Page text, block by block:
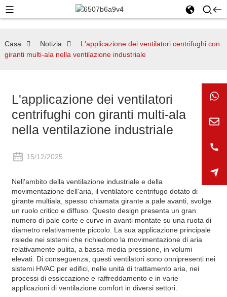
Casa Notizia
L'applicazione dei ventilatori centrifughi con
giranti multi-ala nella ventilazione industriale
L'applicazione dei ventilatori
centrifughi con giranti multi-ala
nella ventilazione industriale
15/12/2025
Nell'ambito della ventilazione industriale e della
movimentazione dell'aria, il ventilatore centrifugo dotato di
girante multiala, spesso chiamata girante a pale avanti, svolge
un ruolo critico e diffuso. Questo design presenta un gran
numero di pale corte e curve in avanti montate su una ruota di
diametro relativamente piccolo. La sua applicazione principale
risiede nei sistemi che richiedono la movimentazione di aria
relativamente pulita, a bassa-media pressione, in volumi
elevati. Di conseguenza, questi ventilatori sono onnipresenti nei
sistemi HVAC per edifici, nelle unità di trattamento aria, nei
processi di essiccazione e raffreddamento e in varie
applicazioni di ventilazione comfort in diversi settori.